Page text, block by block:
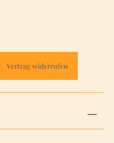
Vertrag widerrufen